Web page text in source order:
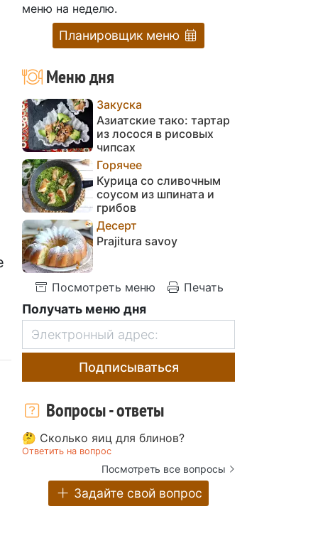
меню на неделю.
Планировщик меню
Меню дня
Закуска
Азиатские тако: тартар
из лосося в рисовых
чипсах
Горячее
Курица со сливочным
соусом из шпината и
грибов
Десерт
Prajitura savoy
Посмотреть меню Печать
Получать меню дня
Подписываться
Вопросы - ответы
🤔 Сколько яиц для блинов?
Ответить на вопрос
Посмотреть все вопросы
Задайте свой вопрос